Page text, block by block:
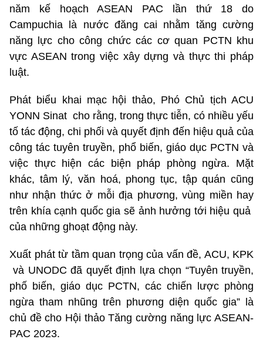
năm kế hoạch ASEAN PAC lần thứ 18 do
Campuchia là nước đăng cai nhằm tăng cường
năng lực cho công chức các cơ quan PCTN khu
vực ASEAN trong việc xây dựng và thực thi pháp
luật.
Phát biểu khai mạc hội thảo, Phó Chủ tịch ACU
YONN Sinat cho rằng, trong thực tiễn, có nhiều yếu
tố tác động, chi phối và quyết định đến hiệu quả của
công tác tuyên truyền, phổ biến, giáo dục PCTN và
việc thực hiện các biện pháp phòng ngừa. Mặt
khác, tâm lý, văn hoá, phong tục, tập quán cũng
như nhận thức ở mỗi địa phương, vùng miền hay
trên khía cạnh quốc gia sẽ ảnh hưởng tới hiệu quả
của những ghoạt động này.
Xuất phát từ tầm quan trọng của vấn đề, ACU, KPK
và UNODC đã quyết định lựa chọn “Tuyên truyền,
phố biến, giáo dục PCTN, các chiến lược phòng
ngừa tham nhũng trên phương diện quốc gia” là
chủ đề cho Hội thảo Tăng cường năng lực ASEAN-
PAC 2023.